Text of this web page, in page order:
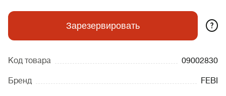
Зарезервировать ?
Код товара 09002830
Бренд FEBI